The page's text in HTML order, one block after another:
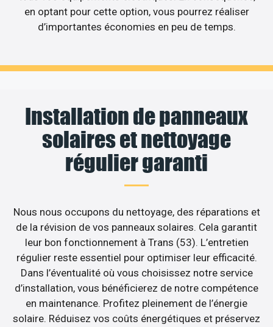
en optant pour cette option, vous pourrez réaliser
d’importantes économies en peu de temps.
Installation de panneaux
solaires et nettoyage
régulier garanti
Nous nous occupons du nettoyage, des réparations et
de la révision de vos panneaux solaires. Cela garantit
leur bon fonctionnement à Trans (53). L’entretien
régulier reste essentiel pour optimiser leur efficacité.
Dans l’éventualité où vous choisissez notre service
d’installation, vous bénéficierez de notre compétence
en maintenance. Profitez pleinement de l’énergie
solaire. Réduisez vos coûts énergétiques et préservez